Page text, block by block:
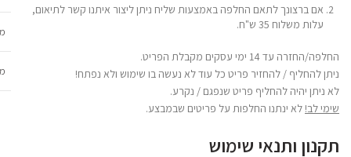
אם ברצונך לתאם החלפה באמצעות שליח ניתן ליצור איתנו קשר לתיאום,
עלות משלוח 35 ש"ח.
החלפה/החזרה עד 14 ימי עסקים מקבלת הפריט.
ניתן להחליף / להחזיר פריט כל עוד לא נעשה בו שימוש ולא נפתח!
לא ניתן יהיה להחליף פריט שנפגם / נקרע.
שימי לב! לא ינתנו החלפות על פריטים שבמבצע.
תקנון ותנאי שימוש